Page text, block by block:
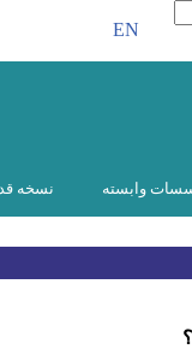
EN
وابسته نسخه